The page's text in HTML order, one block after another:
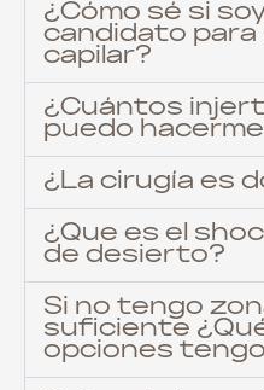
¿Cómo sé si
candidato
capilar?
¿Cuántos
puedo
¿La cirugía es
¿Que es el
de desierto?
Si no tengo
suficiente
opciones